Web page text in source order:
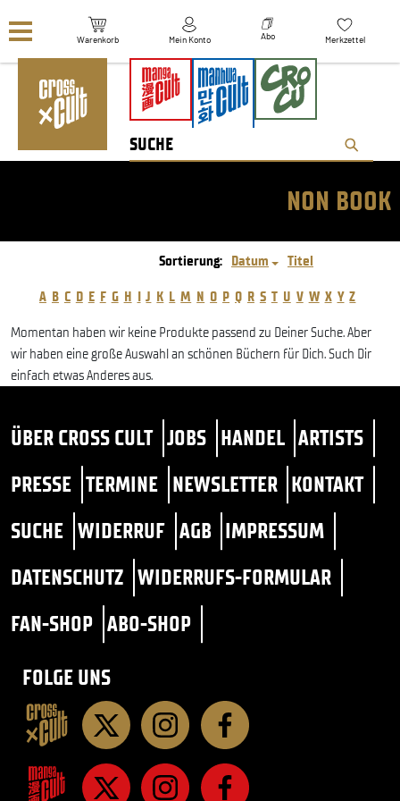
Warenkorb Mein Konto Abo Merkzettel
NON BOOK
Sortierung: Datum Titel
A B C D E F G H I J K L M N O P Q R S T U V W X Y Z
Momentan haben wir keine Produkte passend zu Deiner Suche. Aber
wir haben eine große Auswahl an schönen Büchern für Dich. Such Dir
einfach etwas Anderes aus.
ÜBER CROSS CULT JOBS HANDEL ARTISTS
PRESSE TERMINE NEWSLETTER KONTAKT
SUCHE WIDERRUF AGB IMPRESSUM
DATENSCHUTZ WIDERRUFS-FORMULAR
FAN-SHOP ABO-SHOP
FOLGE UNS